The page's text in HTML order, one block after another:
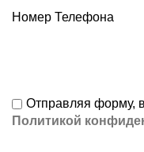
Номер Телефона
Отправляя форму,
Политикой